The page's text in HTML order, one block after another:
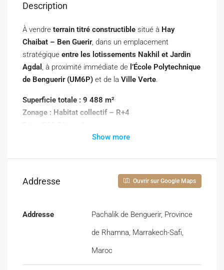
Description
À vendre terrain titré constructible situé à Hay
Chaibat – Ben Guerir, dans un emplacement
stratégique entre les lotissements Nakhil et Jardin
Agdal , à proximité immédiate de l’École Polytechnique
de Benguerir (UM6P) et de la Ville Verte.
Superficie totale : 9 488 m²
Zonage : Habitat collectif – R+4
Titre foncier individuel
Quartier en plein développement urbain
projet résidentiel collectif (immeuble R+4)
forte demande locative et résidentielle, portée
par la proximité de l’université, des lotissements
Show more
Addresse Ouvrir sur Google Maps
Addresse
Pachalik de Benguerir, Province
de Rhamna, Marrakech-Safi,
Maroc